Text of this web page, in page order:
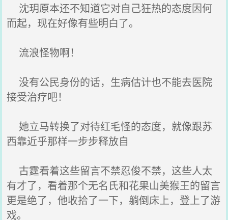
沈玥原本还不知道它对自己狂热的态度因何
而起，现在好像有些明白了。
流浪怪物啊！
没有公民身份的话，生病估计也不能去医院
接受治疗吧！
她立马转换了对待红毛怪的态度，就像跟苏
西靠近乎那样一步步释放自
古霆看着这些留言不禁忍俊不禁，这些人太
有才了，看着那个无名氏和花果山美猴王的留言
更是绝了，他收拾了一下，躺倒床上，登上了游
戏。